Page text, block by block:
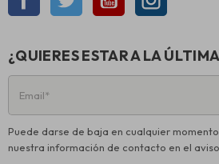
¿QUIERES ESTAR A LA
Puede darse de baja en cualquier
nuestra información de contacto en el